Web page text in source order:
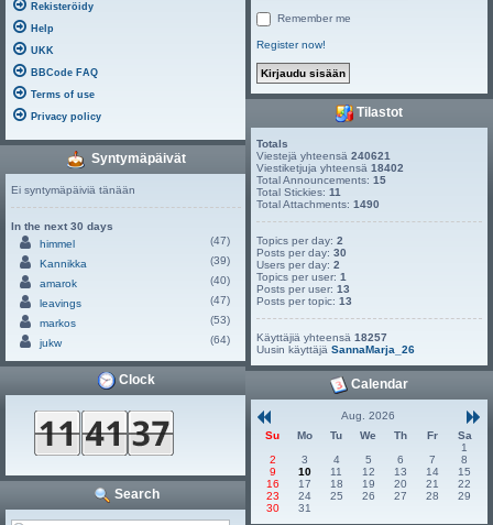
Rekisteröidy
Help
UKK
BBCode FAQ
Terms of use
Privacy policy
Syntymäpäivät
Ei syntymäpäiviä tänään
In the next 30 days
himmel
(47)
Kannikka
(39)
amarok
(40)
leavings
(47)
markos
(53)
jukw
(64)
Clock
Search
Remember me
Register now!
Tilastot
Totals
Viestejä yhteensä240621
Viestiketjuja yhteensä18402
Total Announcements:15
Total Stickies:11
Total Attachments:1490
Topics per day:2
Posts per day:30
Users per day:2
Topics per user:1
Posts per user:13
Posts per topic:13
Käyttäjiä yhteensä18257
Uusin käyttäjäSannaMarja_26
Calendar
Aug. 2026
Su
Mo Tu We Th Fr
Sa
1
2
3 4 5 6 7
8
9
10 11 12 13 14
15
16
17 18 19 20 21
22
23
24 25 26 27 28
29
30
31